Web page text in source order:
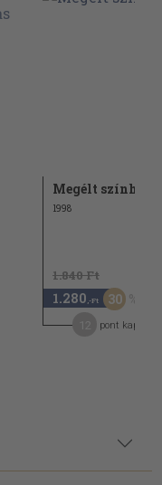
Megélt színház
1998
1.840 Ft
1.280 ,-Ft 30
pont kapható